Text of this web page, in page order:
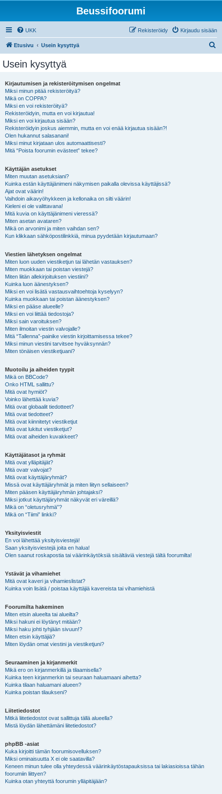
Beussifoorumi
UKK Kirjaudu sisään
Rekisteröidy
Etusivu Usein kysyttyä
Usein kysyttyä
Kirjautumisen ja rekisteröitymisen ongelmat
Miksi minun pitää rekisteröityä?
Mikä on COPPA?
Miksi en voi rekisteröityä?
Rekisteröidyin, mutta en voi kirjautua!
Miksi en voi kirjautua sisään?
Rekisteröidyin joskus aiemmin, mutta en voi enää kirjautua sisään?!
Olen hukannut salasanani!
Miksi minut kirjataan ulos automaattisesti?
Mitä “Poista foorumin evästeet” tekee?
Käyttäjän asetukset
Miten muutan asetuksiani?
Kuinka estän käyttäjänimeni näkymisen paikalla olevissa käyttäjissä?
Ajat ovat väärin!
Vaihdoin aikavyöhykkeen ja kellonaika on silti väärin!
Kieleni ei ole valittavana!
Mitä kuvia on käyttäjänimeni vieressä?
Miten asetan avataren?
Mikä on arvonimi ja miten vaihdan sen?
Kun klikkaan sähköpostilinkkiä, minua pyydetään kirjautumaan?
Viestien lähetyksen ongelmat
Miten luon uuden viestiketjun tai lähetän vastauksen?
Miten muokkaan tai poistan viestejä?
Miten liitän allekirjoituksen viestiini?
Kuinka luon äänestyksen?
Miksi en voi lisätä vastausvaihtoehtoja kyselyyn?
Kuinka muokkaan tai poistan äänestyksen?
Miksi en pääse alueelle?
Miksi en voi liittää tiedostoja?
Miksi sain varoituksen?
Miten ilmoitan viestin valvojalle?
Mitä “Tallenna”-painike viestin kirjoittamisessa tekee?
Miksi minun viestini tarvitsee hyväksynnän?
Miten tönäisen viestiketjuani?
Muotoilu ja aiheiden tyypit
Mikä on BBCode?
Onko HTML sallittu?
Mitä ovat hymiöt?
Voinko lähettää kuvia?
Mitä ovat globaalit tiedotteet?
Mitä ovat tiedotteet?
Mitä ovat kiinnitetyt viestiketjut
Mitä ovat lukitut viestiketjut?
Mitä ovat aiheiden kuvakkeet?
Käyttäjätasot ja ryhmät
Mitä ovat ylläpitäjät?
Mitä ovatr valvojat?
Mitä ovat käyttäjäryhmät?
Missä ovat käyttäjäryhmät ja miten liityn sellaiseen?
Miten pääsen käyttäjäryhmän johtajaksi?
Miksi jotkut käyttäjäryhmät näkyvät eri väreillä?
Mikä on “oletusryhmä”?
Mikä on “Tiimi” linkki?
Yksityisviestit
En voi lähettää yksityisviestejä!
Saan yksityisviestejä joita en halua!
Olen saanut roskapostia tai väärinkäytöksiä sisältäviä viestejä tältä foorumilta!
Ystävät ja vihamiehet
Mitä ovat kaveri ja vihamieslistat?
Kuinka voin lisätä / poistaa käyttäjiä kavereista tai vihamiehistä
Foorumilta hakeminen
Miten etsin alueelta tai alueilta?
Miksi hakuni ei löytänyt mitään?
Miksi haku johti tyhjään sivuun!?
Miten etsin käyttäjiä?
Miten löydän omat viestini ja viestiketjuni?
Seuraaminen ja kirjanmerkit
Mikä ero on kirjanmerkillä ja tilaamisella?
Kuinka teen kirjanmerkin tai seuraan haluamaani aihetta?
Kuinka tilaan haluamani alueen?
Kuinka poistan tilaukseni?
Liitetiedostot
Mitkä liitetiedostot ovat sallittuja tällä alueella?
Mistä löydän lähettämäni liitetiedostot?
phpBB -asiat
Kuka kirjoitti tämän foorumisovelluksen?
Miksi ominaisuutta X ei ole saatavilla?
Keneen minun tulee olla yhteydessä väärinkäytöstapauksissa tai lakiasioissa tähän
foorumiin liittyen?
Kuinka otan yhteyttä foorumin ylläpitäjään?